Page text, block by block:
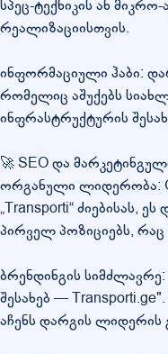
სპეც-ტექნიკის ან
რეალიზაციისთვის.
ინფორმაციული ჰაბი:
რომელიც აშუქებს
ინფრასტრუქტურის
🚀 SEO და
ორგანული ლიდერობა:
„Transporti“ ძიებისას,
პირველ პოზიციებს, რაც
ბრენდინგის
შესახებ —
აჩენს დარგის ლიდერის